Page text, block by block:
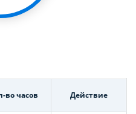
во часов Действие